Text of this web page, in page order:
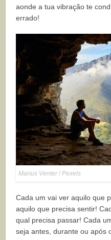
aonde a tua vibração te
errado!
Marius Venter / Pexels
Cada um vai ver aquilo que
aquilo que precisa sentir!
qual precisa passar! Cada
seja antes, durante ou após